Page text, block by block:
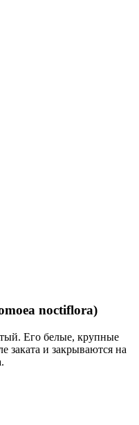
noctiflora)
Его белые, крупные
заката и закрываются на